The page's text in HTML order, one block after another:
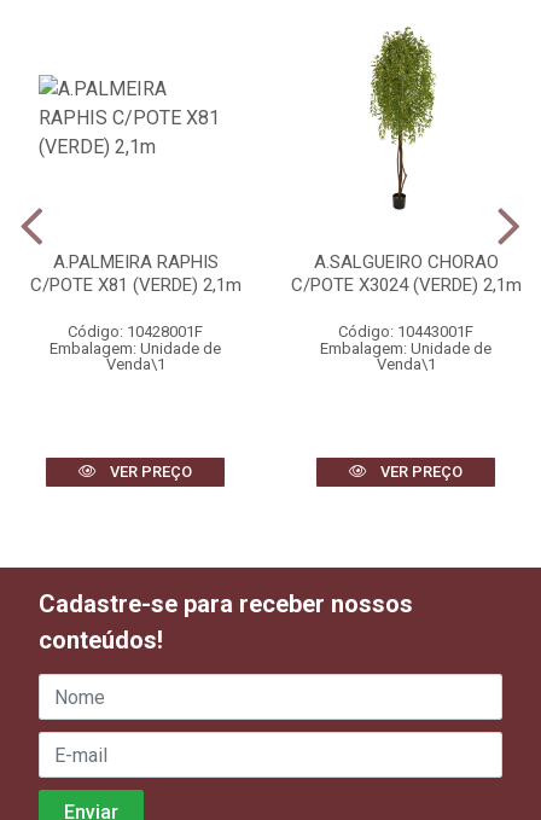
A.PALMEIRA RAPHIS
C/POTE X81 (VERDE) 2,1m
Código: 10428001F
Embalagem: Unidade de
Venda\1
VER PREÇO
A.SALGUEIRO CHORAO
C/POTE X3024 (VERDE) 2,1m
Código: 10443001F
Embalagem: Unidade de
Venda\1
VER PREÇO
Cadastre-se para receber nossos
conteúdos!